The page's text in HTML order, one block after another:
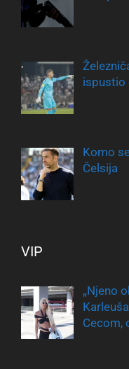
ispustio
Komo
Čelsija
VIP
„Njeno
Cecom,